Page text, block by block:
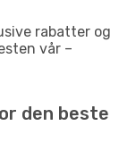
rabatter og
vår –
den beste